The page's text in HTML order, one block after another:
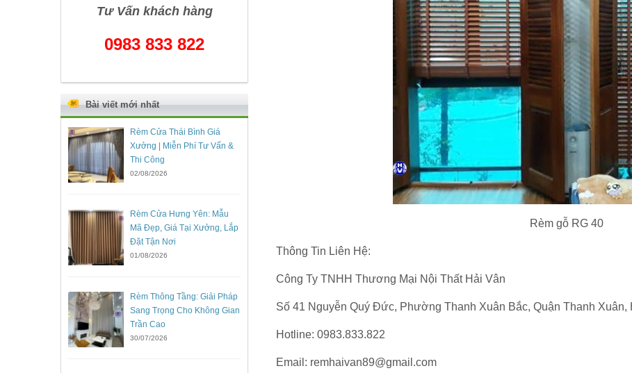
Rèm gỗ RG 40
Thông Tin Liên Hệ:
Công Ty TNHH Thương Mại Nội Thất Hải Vân
Số 41 Nguyễn Quý Đức, Phường Thanh Xuân Bắc, Quận Thanh Xuân,
Hotline: 0983.833.822
Email: remhaivan89@gmail.com
Tư Vấn khách hàng
0983 833 822
Bài viết mới nhất
Rèm Cửa Thái Bình Giá
Xưởng | Miễn Phí Tư Vấn &
Thi Công
02/08/2026
Rèm Cửa Hưng Yên: Mẫu
Mã Đẹp, Giá Tại Xưởng, Lắp
Đặt Tận Nơi
01/08/2026
Rèm Thông Tầng: Giải Pháp
Sang Trọng Cho Không Gian
Trần Cao
30/07/2026